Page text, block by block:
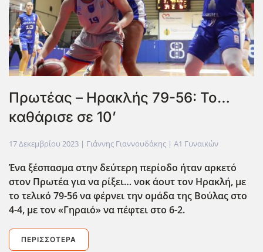
Πρωτέας – Ηρακλής 79-56: Το…
καθάρισε σε 10’
17 Δεκεμβρίου 2023 | Γιάννης Γιαννουδάκης | Α1 Γυναικών
Ένα ξέσπασμα στην δεύτερη περίοδο ήταν αρκετό
στον Πρωτέα για να ρίξει… νοκ άουτ τον Ηρακλή, με
το τελικό 79-56 να φέρνει την ομάδα της Βούλας στο
4-4, με τον «Γηραιό» να πέφτει στο 6-2.
ΠΕΡΙΣΣΌΤΕΡΑ